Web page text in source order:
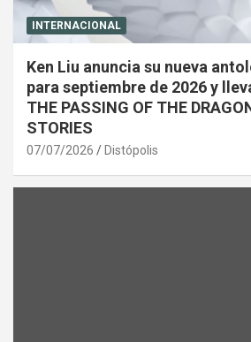
INTERNACIONAL
Ken Liu anuncia su nueva
para septiembre de 2026 y
THE PASSING OF THE
STORIES
07/07/2026 Distópolis